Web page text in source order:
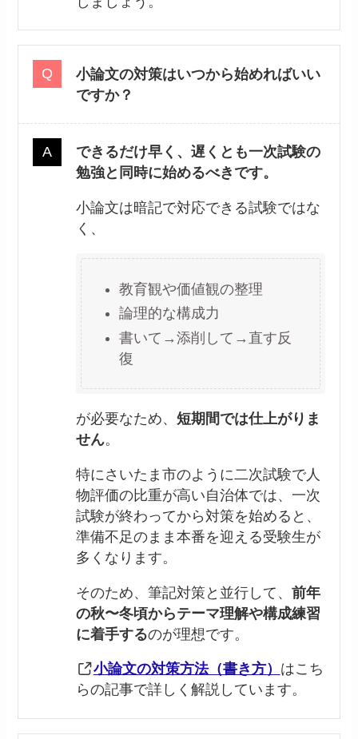
小論文の対策はいつから始めればいい
ですか？
できるだけ早く、遅くとも一次試験の
勉強と同時に始めるべきです。
小論文は暗記で対応できる試験ではな
く、
教育観や価値観の整理
論理的な構成力
書いて→添削して→直す反
復
が必要なため、短期間では仕上がりま
せん。
特にさいたま市のように二次試験で人
物評価の比重が高い自治体では、一次
試験が終わってから対策を始めると、
準備不足のまま本番を迎える受験生が
多くなります。
そのため、筆記対策と並行して、前年
の秋〜冬頃からテーマ理解や構成練習
に着手するのが理想です。
小論文の対策方法（書き方） はこち
らの記事で詳しく解説しています。